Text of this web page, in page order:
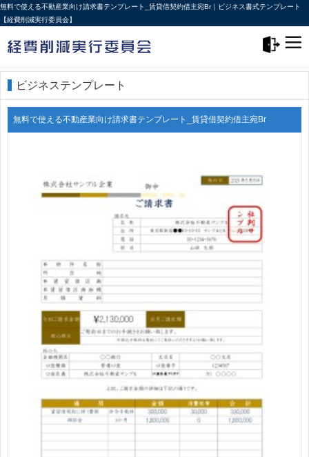
無料で使える不動産業向け請求書テンプレート_賃貸借契約借主宛Br｜ビジネス書式テンプレート
【経費削減実行委員会】
ビジネステンプレート
無料で使える不動産業向け請求書テンプレート_賃貸借契約借主宛Br